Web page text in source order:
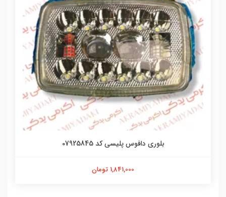
بلوری دافوس پلیسی کد 07925845
1,841,000 تومان